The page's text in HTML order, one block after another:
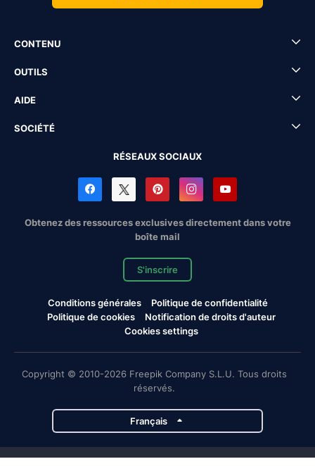
CONTENU
OUTILS
AIDE
SOCIÉTÉ
RÉSEAUX SOCIAUX
Obtenez des ressources exclusives directement dans votre
boîte mail
S'inscrire
Conditions générales
Politique de confidentialité
Politique de cookies
Notification de droits d'auteur
Cookies settings
Copyright © 2010-2026 Freepik Company S.L.U. Tous droits
réservés.
Français